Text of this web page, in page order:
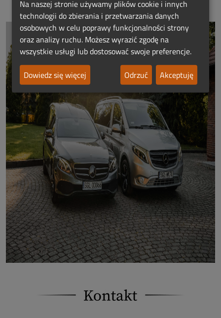
Na naszej stronie używamy plików cookie i innych
technologii do zbierania i przetwarzania danych
osobowych w celu poprawy funkcjonalności strony
oraz analizy ruchu. Możesz wyrazić zgodę na
wszystkie usługi lub dostosować swoje preferencje.
Dowiedz się więcej
Odrzuć Akceptuję